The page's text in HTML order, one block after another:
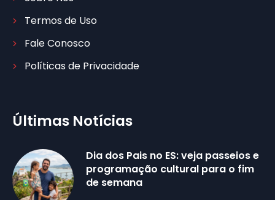
Termos de Uso
Fale Conosco
Políticas de Privacidade
Últimas Notícias
Dia dos Pais no ES: veja passeios e
programação cultural para o fim
de semana